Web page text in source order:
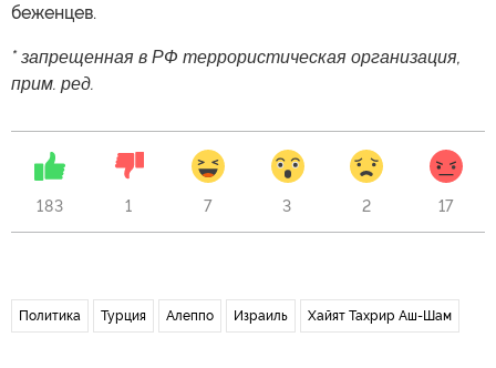
беженцев.
* запрещенная в РФ террористическая организация,
прим. ред.
183 1 7 3 2 17
Политика Турция Алеппо Израиль Хайят Тахрир Аш-Шам